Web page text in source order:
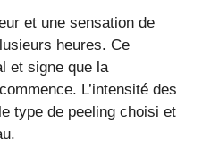
et une sensation de
heures. Ce
et signe que la
L’intensité des
type de peeling choisi et